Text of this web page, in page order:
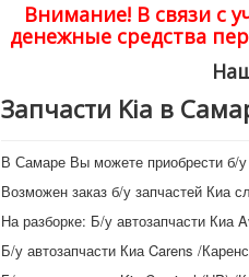
Внимание! В связи с
денежные средства
Запчасти Kia в
В Самаре Вы можете приобрести б/у
Возможен заказ б/у запчастей Киа
На разборке: Б/у автозапчасти
Б/у автозапчасти Киа Carens /